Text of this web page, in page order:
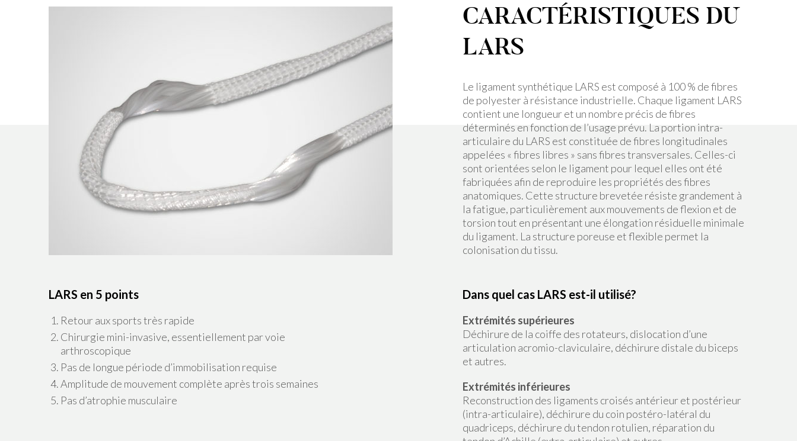
CARACTÉRISTIQUES DU
LARS
Le ligament synthétique LARS est composé à 100 % de fibres
de polyester à résistance industrielle. Chaque ligament LARS
contient une longueur et un nombre précis de fibres
déterminés en fonction de l’usage prévu. La portion intra-
articulaire du LARS est constituée de fibres longitudinales
appelées « fibres libres » sans fibres transversales. Celles-ci
sont orientées selon le ligament pour lequel elles ont été
fabriquées afin de reproduire les propriétés des fibres
anatomiques. Cette structure brevetée résiste grandement à
la fatigue, particulièrement aux mouvements de flexion et de
torsion tout en présentant une élongation résiduelle minimale
du ligament. La structure poreuse et flexible permet la
colonisation du tissu.
LARS en 5 points
Retour aux sports très rapide
Chirurgie mini-invasive, essentiellement par voie
arthroscopique
Pas de longue période d’immobilisation requise
Amplitude de mouvement complète après trois semaines
Pas d’atrophie musculaire
Dans quel cas LARS est-il utilisé?
Extrémités supérieures
Déchirure de la coiffe des rotateurs, dislocation d’une
articulation acromio-claviculaire, déchirure distale du biceps
et autres.
Extrémités inférieures
Reconstruction des ligaments croisés antérieur et postérieur
(intra-articulaire), déchirure du coin postéro-latéral du
quadriceps, déchirure du tendon rotulien, réparation du